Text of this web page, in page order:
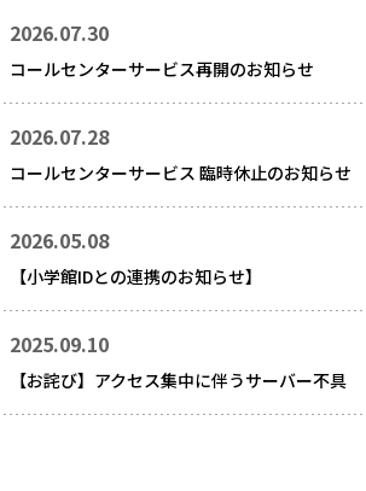
2026.07.30
コールセンターサービス再開のお知らせ
2026.07.28
コールセンターサービス 臨時休止のお知らせ
2026.05.08
【小学館IDとの連携のお知らせ】
2025.09.10
【お詫び】アクセス集中に伴うサーバー不具